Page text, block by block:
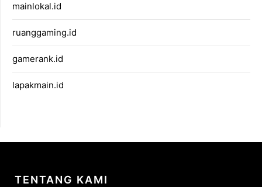
mainlokal.id
ruanggaming.id
gamerank.id
lapakmain.id
TENTANG KAMI